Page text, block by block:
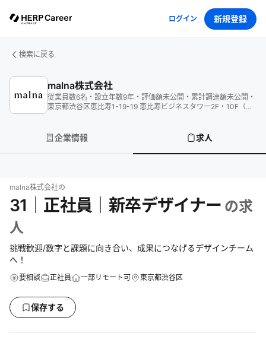
ログイン 新規登録
検索に戻る
malna株式会社
従業員数6名 ・ 設立年数9年 ・ 評価額未公開 ・ 累計調達額未公開 ・
東京都渋谷区恵比寿1-19-19 恵比寿ビジネスタワー2F・10F（受
企業情報 求人
malna株式会社の
31｜正社員｜新卒デザイナー の求
人
挑戦歓迎/数字と課題に向き合い、成果につなげるデザインチーム
へ！
要相談 正社員 一部リモート可 東京都渋谷区
保存する